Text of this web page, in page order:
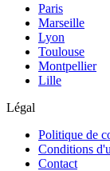
Paris
Marseille
Lyon
Toulouse
Montpellier
Lille
Légal
Politique de
Conditions
Contact